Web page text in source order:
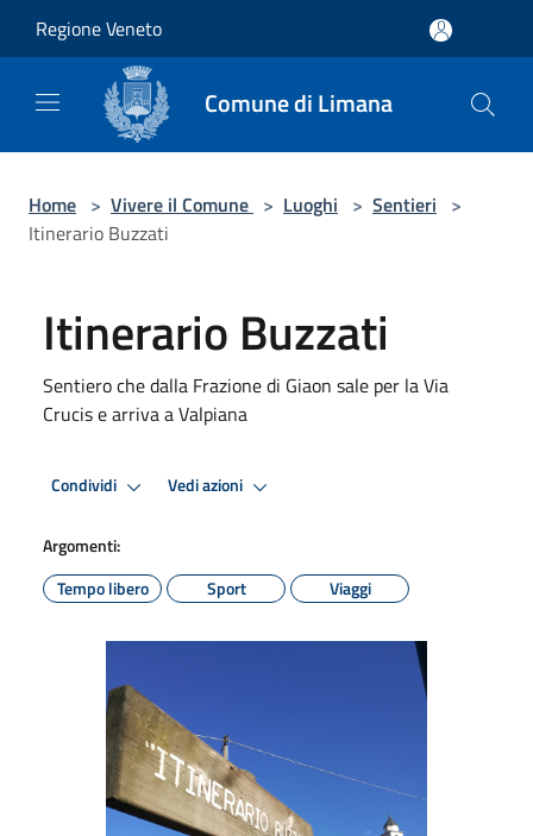
Regione Veneto
Comune di Limana
Home > Vivere il Comune > Luoghi > Sentieri >
Itinerario Buzzati
Itinerario Buzzati
Sentiero che dalla Frazione di Giaon sale per la Via
Crucis e arriva a Valpiana
Condividi Vedi azioni
Argomenti:
Tempo libero
Sport Viaggi